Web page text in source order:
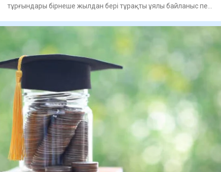
тұрғындары бірнеше жылдан бері тұрақты ұялы байланыс пен